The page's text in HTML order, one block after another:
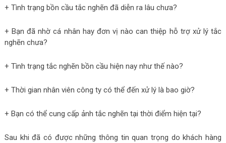
+ Tình trạng bồn cầu tắc nghẽn đã diễn ra lâu chưa?
+ Bạn đã nhờ cá nhân hay đơn vị nào can thiệp hỗ trợ xử lý tắc
nghẽn chưa?
+ Tình trạng tắc nghẽn bồn cầu hiện nay như thế nào?
+ Thời gian nhân viên công ty có thể đến xử lý là bao giờ?
+ Bạn có thể cung cấp ảnh tắc nghẽn tại thời điểm hiện tại?
Sau khi đã có được những thông tin quan trọng do khách hàng